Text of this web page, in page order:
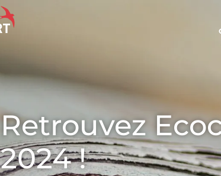
ECOCERT
Actualités
Carrières
Progresser
S’investir
Innover avec
Retrouvez
2024 !